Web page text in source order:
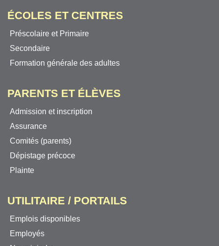
ÉCOLES ET CENTRES
Préscolaire et Primaire
Secondaire
Formation générale des adultes
PARENTS ET ÉLÈVES
Admission et inscription
Assurance
Comités (parents)
Dépistage précoce
Plainte
UTILITAIRE / PORTAILS
Emplois disponibles
Employés